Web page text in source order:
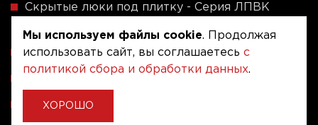
Скрытые люки под плитку - Серия ЛПВК
Ревизионные люки серии A (сталь / присоска)
Напольные люки серии ФЛЮР
Рассчитать люк по индивидуальным размерам
Мы используем файлы cookie. Продолжая
использовать сайт, вы соглашаетесь с
политикой сбора и обработки данных.
ХОРОШО